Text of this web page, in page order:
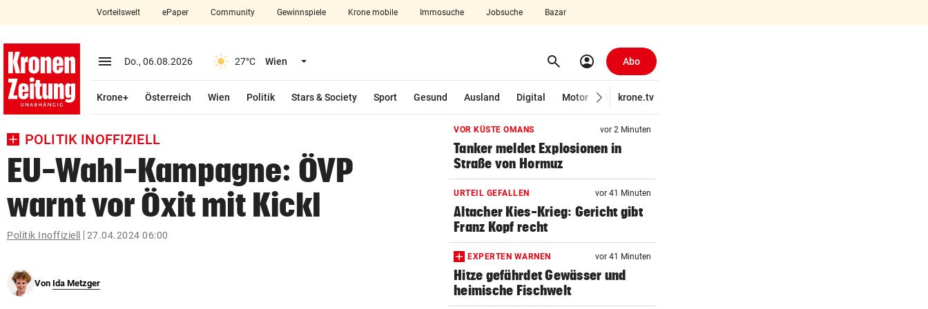
closeSchließen
account_circle Anmelden
arrow_right
pin_drop
bookmark
search
Suchbegriff
Vorteilswelt ePaper Community Gewinnspiele Krone mobile Immosuche Jobsuche Bazar
menu Menü aufklappen
Do., 06.08.2026 27°C Wien Menü aufklappen search Suchen
account_circle Abo
Krone+ Österreich Wien Politik Stars & Society Sport Gesund Ausland Digital Motor Wirtschaft
krone.tv
POLITIK INOFFIZIELL
EU-Wahl-Kampagne: ÖVP
warnt vor Öxit mit Kickl
Politik Inoffiziell 27.04.2024 06:00
Von Ida Metzger
VOR KÜSTE OMANS vor 2 Minuten
Tanker meldet Explosionen in
Straße von Hormuz
URTEIL GEFALLEN vor 41 Minuten
Altacher Kies-Krieg: Gericht gibt
Franz Kopf recht
EXPERTEN WARNEN vor 41 Minuten
Hitze gefährdet Gewässer und
heimische Fischwelt